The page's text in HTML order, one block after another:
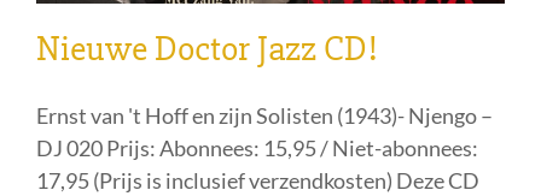
Nieuwe Doctor Jazz CD!
Ernst van 't Hoff en zijn Solisten (1943)- Njengo –
DJ 020 Prijs: Abonnees: 15,95 / Niet-abonnees:
17,95 (Prijs is inclusief verzendkosten) Deze CD